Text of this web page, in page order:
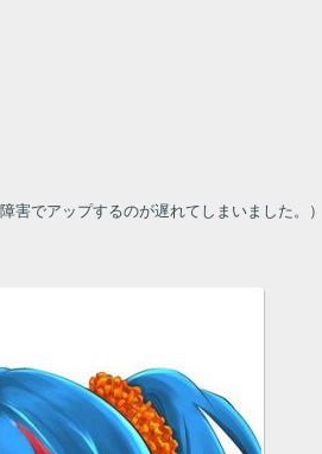
でアップするのが遅れてしまいました。）